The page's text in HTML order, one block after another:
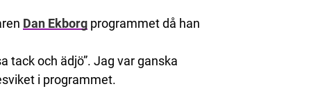
Dan Ekborg programmet då han
tack och ädjö”. Jag var ganska
i programmet.